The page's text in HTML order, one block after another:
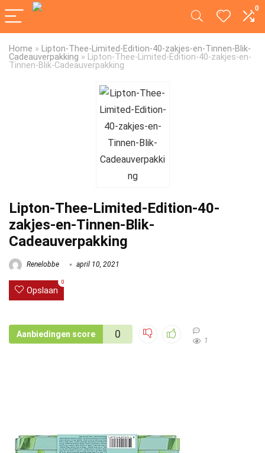
0
Home » Lipton-Thee-Limited-Edition-40-zakjes-en-Tinnen-Blik-
Cadeauverpakking » Lipton-Thee-Limited-Edition-40-zakjes-en-
Tinnen-Blik-Cadeauverpakking
Lipton-Thee-Limited-Edition-40-
zakjes-en-Tinnen-Blik-
Cadeauverpakking
Renelobbe april 10, 2021
Opslaan
0
Aanbiedingen score 0
1